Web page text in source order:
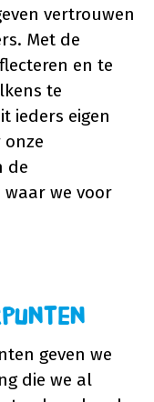
vertrouwen
Met de
en te
te
ieders eigen
de
we voor
geven we
die we al